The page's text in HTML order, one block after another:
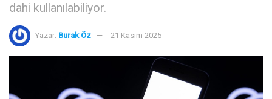
dahi kullanılabiliyor.
Yazar: Burak Öz 21 Kasım 2025